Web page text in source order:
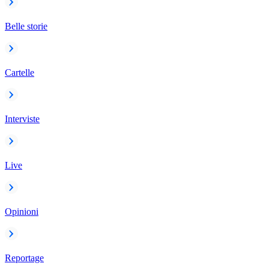
Belle storie
Cartelle
Interviste
Live
Opinioni
Reportage